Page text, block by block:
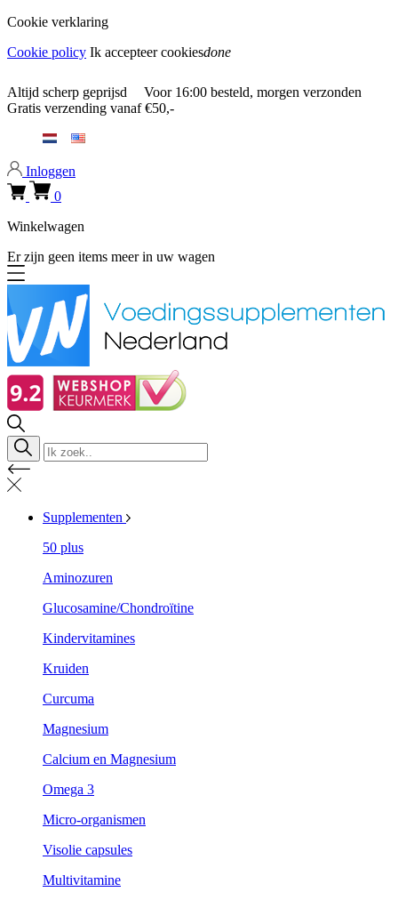
Cookie verklaring
Cookie policy Ik accepteer cookiesdone
Altijd scherp geprijsd Voor 16:00 besteld, morgen verzonden
Gratis verzending vanaf €50,-
Inloggen
0
Winkelwagen
Er zijn geen items meer in uw wagen
Supplementen
50 plus
Aminozuren
Glucosamine/Chondroïtine
Kindervitamines
Kruiden
Curcuma
Magnesium
Calcium en Magnesium
Omega 3
Micro-organismen
Visolie capsules
Multivitamine